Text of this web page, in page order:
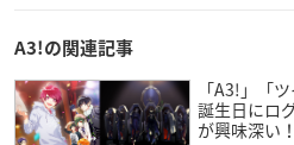
— カラ鉄公式アニメゲーム情報
ber 1, 2022
A3!の関連記事
「A3!」「
誕生日にロ
が興味深い！